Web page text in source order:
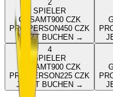
2
SPIELER
GESAMT900 CZK
PRO PERSON450 CZK
JETZT BUCHEN →
4
SPIELER
GESAMT900 CZK
PRO PERSON225 CZK
JETZT BUCHEN →